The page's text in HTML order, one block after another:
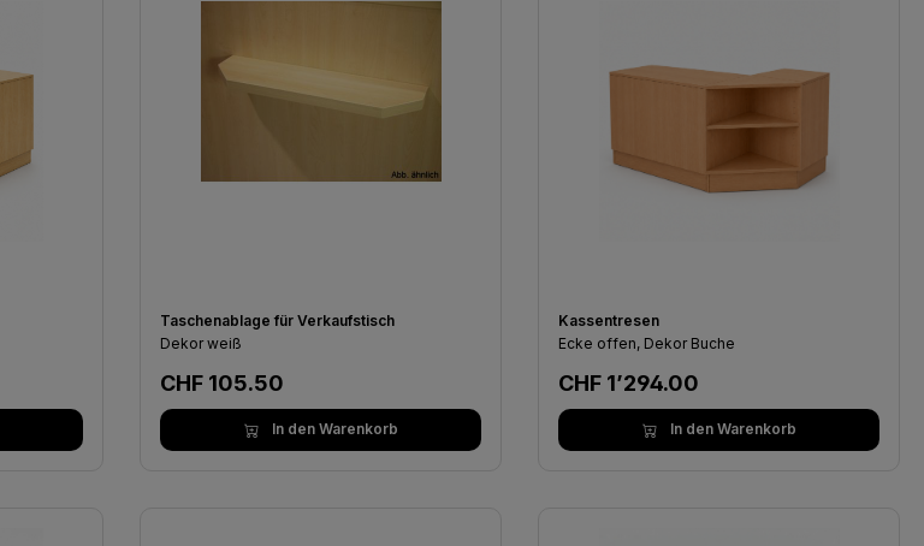
Taschenablage für Verkaufstisch
Dekor weiß
Regulärer Preis:
CHF 105.50
In den Warenkorb
Kassentresen
Ecke offen, Dekor Buche
Regulärer Preis:
CHF 1’294.00
In den Warenkorb